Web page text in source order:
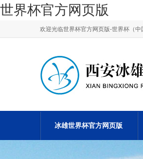
世界杯官方网页版
欢迎光临世界杯官方网页版-世界杯（中
冰雄世界杯官方网页版
行业新闻